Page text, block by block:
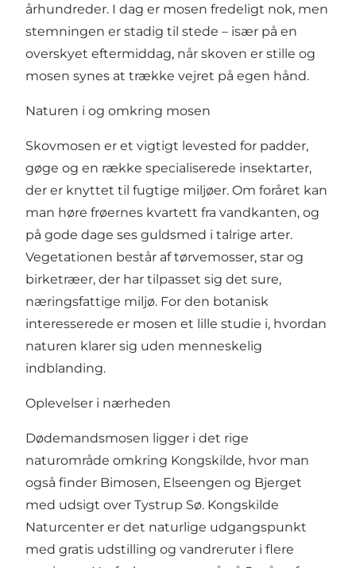
århundreder. I dag er mosen fredeligt nok, men
stemningen er stadig til stede – især på en
overskyet eftermiddag, når skoven er stille og
mosen synes at trække vejret på egen hånd.
Naturen i og omkring mosen
Skovmosen er et vigtigt levested for padder,
gøge og en række specialiserede insektarter,
der er knyttet til fugtige miljøer. Om foråret kan
man høre frøernes kvartett fra vandkanten, og
på gode dage ses guldsmed i talrige arter.
Vegetationen består af tørvemosser, star og
birketræer, der har tilpasset sig det sure,
næringsfattige miljø. For den botanisk
interesserede er mosen et lille studie i, hvordan
naturen klarer sig uden menneskelig
indblanding.
Oplevelser i nærheden
Dødemandsmosen ligger i det rige
naturområde omkring Kongskilde, hvor man
også finder Bimosen, Elseengen og Bjerget
med udsigt over Tystrup Sø. Kongskilde
Naturcenter er det naturlige udgangspunkt
med gratis udstilling og vandreruter i flere